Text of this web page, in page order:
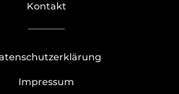
Kontakt
Impressum